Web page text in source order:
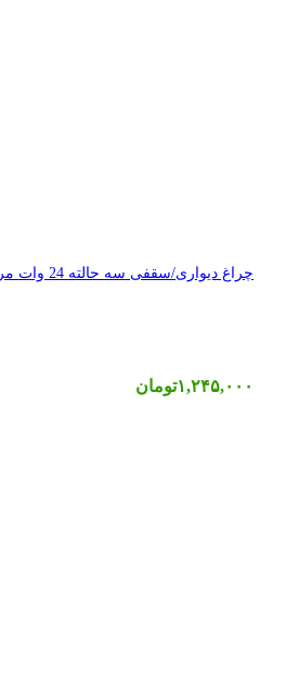
چراغ دیواری/سقفی سه حالته 24 وات مربع یزدنور
۱,۲۴۵,۰۰۰تومان